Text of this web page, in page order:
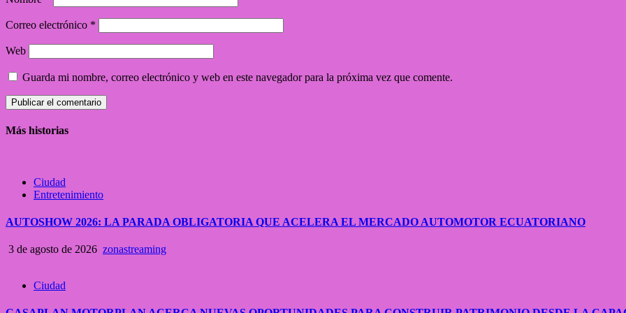
Correo electrónico *
Web
Guarda mi nombre, correo electrónico y web en este navegador para la próxima vez que comente.
Más historias
Ciudad
Entretenimiento
AUTOSHOW 2026: LA PARADA OBLIGATORIA QUE ACELERA EL MERCADO AUTOMOTOR ECUATORIANO
3 de agosto de 2026 zonastreaming
Ciudad